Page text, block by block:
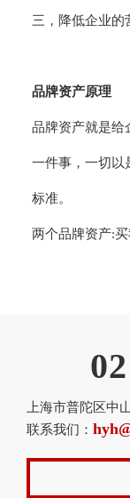
三，降低企业的
品牌资产原理
品牌资产就是给
一件事，一切以
标准。
两个品牌资产:买
上海市普陀区中
联系我们：